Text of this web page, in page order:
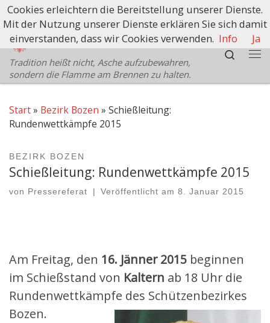
Zum Inhalt springen
Schützenbezirk Bozen
Tradition heißt nicht, Asche aufzubewahren,
sondern die Flamme am Brennen zu halten.
Search
Start» Bezirk Bozen » Schießleitung:
Rundenwettkämpfe 2015
BEZIRK BOZEN
Schießleitung: Rundenwettkämpfe 2015
von Pressereferat | Veröffentlicht am8. Januar 2015
Am Freitag, den 16. Jänner 2015 beginnen
im Schießstand von Kaltern ab 18 Uhr die
Rundenwettkämpfe des Schützenbezirkes
Bozen.
Cookies erleichtern die Bereitstellung unserer Dienste.
Mit der Nutzung unserer Dienste erklären Sie sich damit
einverstanden, dass wir Cookies verwenden. Info Ja